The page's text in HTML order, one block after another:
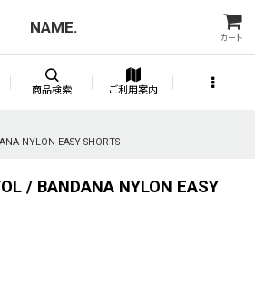
NAME.
カート
商品検索 ご利用案内
NYLON EASY SHORTS
/ BANDANA NYLON EASY